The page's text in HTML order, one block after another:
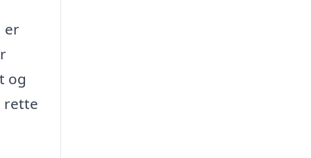
er
og
rette